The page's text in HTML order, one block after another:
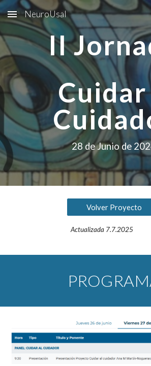
Skip to main content
NeuroUsal
II
Cuidar
28 de Junio de
Volver Proyecto
Actualizada 7.7.2025